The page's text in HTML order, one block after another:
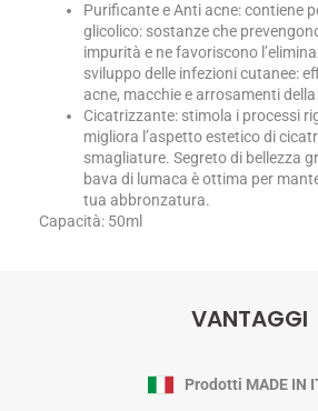
Purificante e Anti acne: contiene
glicolico: sostanze che
impurità e ne favoriscono
sviluppo delle infezioni cutanee:
acne, macchie e arrosamenti della
Cicatrizzante: stimola i processi
migliora l’aspetto estetico di
smagliature. Segreto di bellezza
bava di lumaca è ottima per
tua abbronzatura.
Capacità: 50ml
VANTAGGI
Prodotti MADE IN